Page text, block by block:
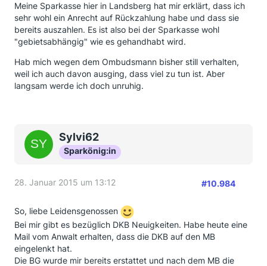
Meine Sparkasse hier in Landsberg hat mir erklärt, dass ich
sehr wohl ein Anrecht auf Rückzahlung habe und dass sie
bereits auszahlen. Es ist also bei der Sparkasse wohl
"gebietsabhängig" wie es gehandhabt wird.
Hab mich wegen dem Ombudsmann bisher still verhalten,
weil ich auch davon ausging, dass viel zu tun ist. Aber
langsam werde ich doch unruhig.
Sylvi62
Sparkönig:in
28. Januar 2015 um 13:12 #10.984
So, liebe Leidensgenossen
Bei mir gibt es bezüglich DKB Neuigkeiten. Habe heute eine
Mail vom Anwalt erhalten, dass die DKB auf den MB
eingelenkt hat.
Die BG wurde mir bereits erstattet und nach dem MB die